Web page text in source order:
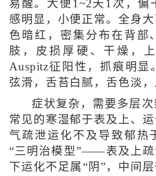
易醒。大便1~2天1次，偏
感明显，小便正常。全身大
色暗红，密集分布在背部
肢，皮损厚硬、干燥，
Auspitz征阳性，抓痕明显
弦滑，舌苔白腻，舌色淡，
症状复杂，需要多层
常见的寒湿郁于表及上、
气疏泄运化不及导致郁热
“三明治模型”——表及上疏
下运化不足属“阴”，中间